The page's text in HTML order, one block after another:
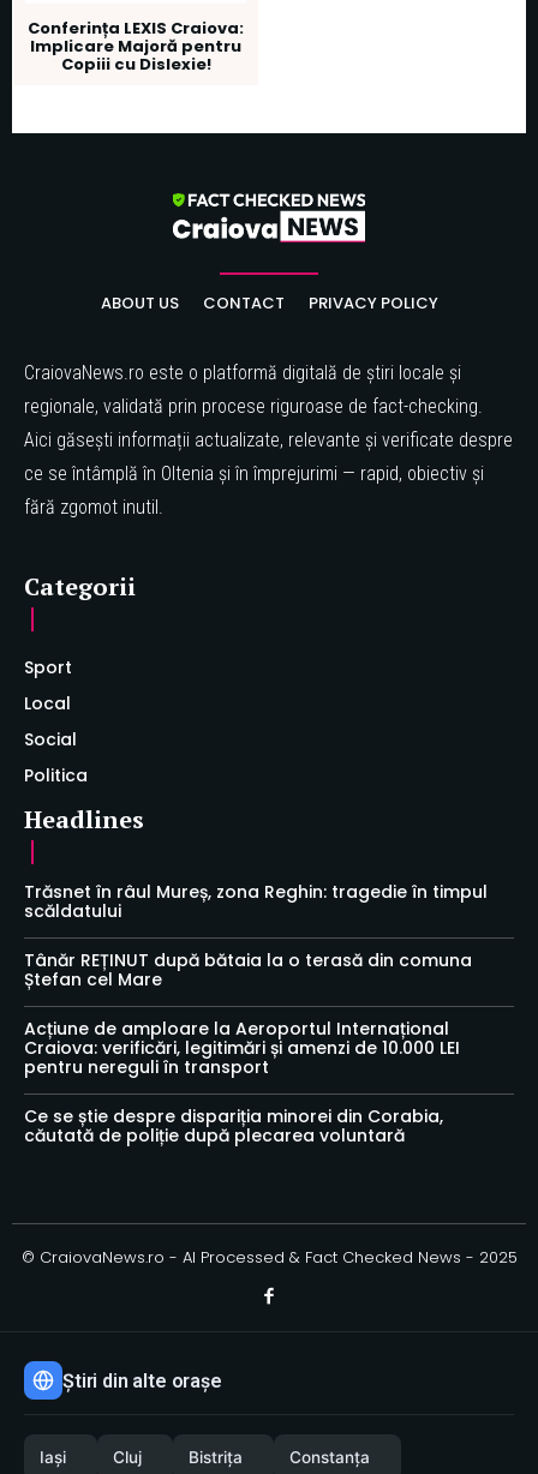
Conferința LEXIS Craiova:
Implicare Majoră pentru
Copiii cu Dislexie!
ABOUT US CONTACT PRIVACY POLICY
CraiovaNews.ro este o platformă digitală de știri locale și
regionale, validată prin procese riguroase de fact-checking.
Aici găsești informații actualizate, relevante și verificate despre
ce se întâmplă în Oltenia și în împrejurimi — rapid, obiectiv și
fără zgomot inutil.
Categorii
Sport
Local
Social
Politica
Headlines
Trăsnet în râul Mureș, zona Reghin: tragedie în timpul
scăldatului
Tânăr REȚINUT după bătaia la o terasă din comuna
Ștefan cel Mare
Acțiune de amploare la Aeroportul Internațional
Craiova: verificări, legitimări și amenzi de 10.000 LEI
pentru nereguli în transport
Ce se știe despre dispariția minorei din Corabia,
căutată de poliție după plecarea voluntară
© CraiovaNews.ro - AI Processed & Fact Checked News - 2025
Știri din alte orașe
Iași Cluj Bistrița Constanța